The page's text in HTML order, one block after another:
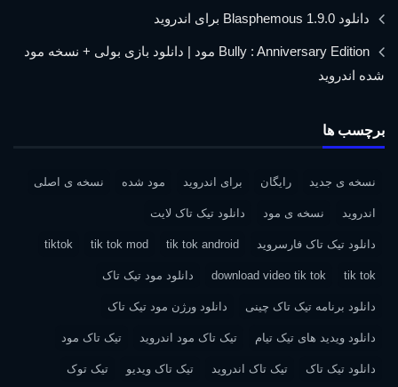
دانلود Blasphemous 1.9.0 برای اندروید
Bully : Anniversary Edition مود | دانلود بازی بولی + نسخه مود
شده اندروید
برچسب ها
نسخه ی جدید رایگان برای اندروید مود شده نسخه ی اصلی
اندروید نسخه ی مود دانلود تیک تاک لایت
دانلود تیک تاک فارسروید tik tok android
tik tok mod
tiktok
tik tok
download video tik tok دانلود مود تیک تاک
دانلود برنامه تیک تاک چینی دانلود ورژن مود تیک تاک
دانلود ویدید های تیک تیام تیک تاک مود اندروید تیک تاک مود
دانلود تیک تاک تیک تاک اندروید تیک تاک ویدیو تیک توک